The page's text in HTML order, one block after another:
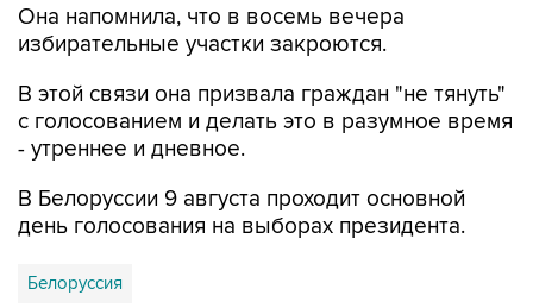
Она напомнила, что в восемь вечера
избирательные участки закроются.
В этой связи она призвала граждан "не тянуть"
с голосованием и делать это в разумное время
- утреннее и дневное.
В Белоруссии 9 августа проходит основной
день голосования на выборах президента.
Белоруссия